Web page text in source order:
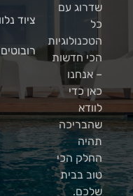
שדרוג עם
כל
הטכנולוגיות
הכי חדשות
– אנחנו
כאן כדי
לוודא
שהבריכה
תהיה
החלק הכי
טוב בבית
שלכם.
ציוד
רובוטים